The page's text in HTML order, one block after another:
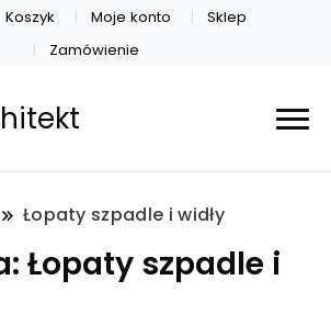
Koszyk Moje konto
Sklep
Zamówienie
Łopaty szpadle i widły
Łopaty szpadle i